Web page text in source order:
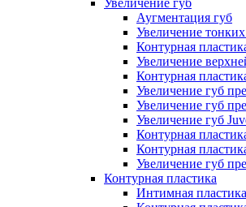
Увеличение губ
Аугментация губ
Увеличение
Контурная
Увеличение
Контурная
Увеличение губ
Увеличение губ
Увеличение губ
Контурная
Контурная
Увеличение губ
Контурная пластика
Интимная пластика